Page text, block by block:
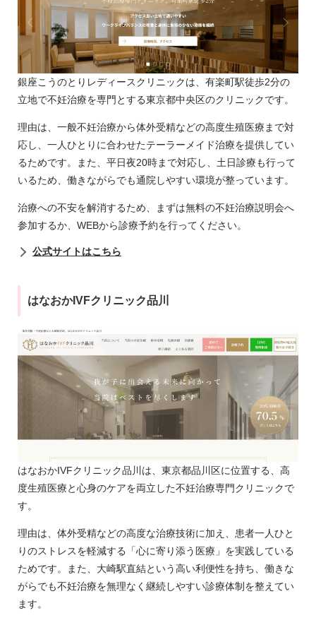
銀座こうのとりレディースクリニックは、有楽町駅徒歩2分の
立地で不妊治療を専門とする東京都中央区のクリニックです。
理由は、一般不妊治療から体外受精などの高度生殖医療まで対
応し、一人ひとりに合わせたテーラーメイド治療を提供してい
るためです。また、平日夜20時まで対応し、土日診療も行って
いるため、働きながらでも通院しやすい環境が整っています。
治療への不安を解消するため、まずは無料の不妊治療説明会へ
参加するか、WEBから診療予約を行ってください。
公式サイトはこちら
はなおかIVFクリニック品川
はなおかIVFクリニック品川は、東京都品川区に位置する、高
度生殖医療と心身のケアを両立した不妊治療専門クリニックで
す。
理由は、体外受精などの高度な治療技術に加え、患者一人ひと
りのストレスを軽減する「心に寄り添う医療」を実践している
ためです。また、大崎駅直結という高い利便性を持ち、働きな
がらでも不妊治療を無理なく継続しやすい診療体制を整えてい
ます。